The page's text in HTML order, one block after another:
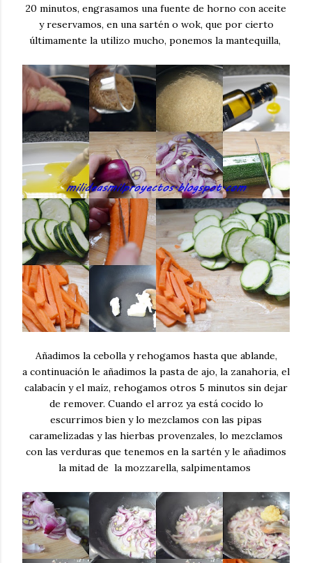
20 minutos, engrasamos una fuente de horno con aceite
y reservamos, en una sartén o wok, que por cierto
últimamente la utilizo mucho, ponemos la mantequilla,
Añadimos la cebolla y rehogamos hasta que ablande,
a continuación le añadimos la pasta de ajo, la zanahoria, el
calabacín y el maíz, rehogamos otros 5 minutos sin dejar
de remover. Cuando el arroz ya está cocido lo
escurrimos bien y lo mezclamos con las pipas
caramelizadas y las hierbas provenzales, lo mezclamos
con las verduras que tenemos en la sartén y le añadimos
la mitad de la mozzarella, salpimentamos